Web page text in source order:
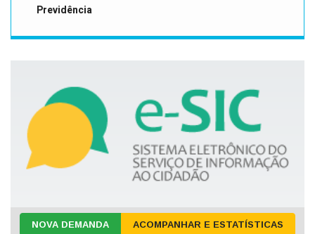
Previdência
NOVA DEMANDA ACOMPANHAR E ESTATÍSTICAS